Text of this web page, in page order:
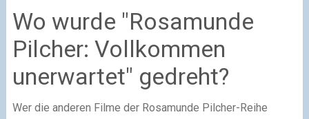
Wo wurde "Rosamunde
Pilcher: Vollkommen
unerwartet" gedreht?
Wer die anderen Filme der Rosamunde Pilcher-Reihe